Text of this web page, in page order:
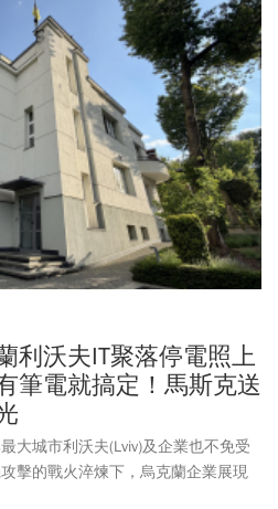
最具畫面感的縮影。
利沃夫IT聚落停電照上
筆電就搞定！馬斯克送
大城市利沃夫(Lviv)及企業也不免受
擊的戰火淬煉下，烏克蘭企業展現
落(Lviv IT Cluster)總裁Sviatoslav